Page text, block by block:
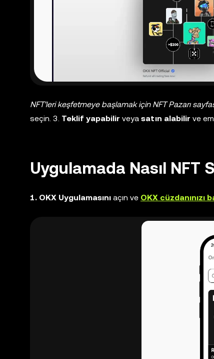
NFT'leri keşfetmeye başlamak için NFT Pazarı
seçin. 3. Teklif yapabilir veya satın alabilir ve
Uygulamada Nasıl NFT
1. OKX Uygulamasını açın ve OKX cüzdanınızı